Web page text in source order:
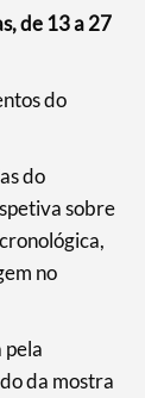
de 13 a 27
do
do
sobre
no
pela
da mostra